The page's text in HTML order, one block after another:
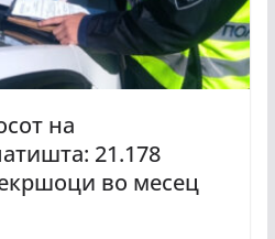
на
21.178
во месец